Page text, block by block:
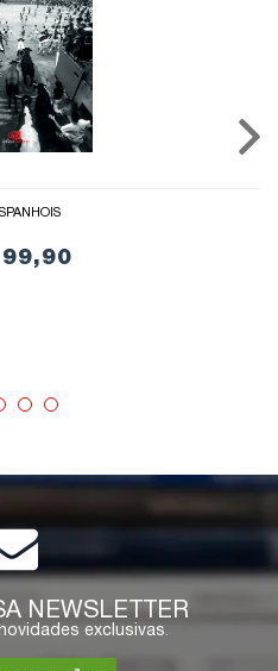
99,90
NEWSLETTER
exclusivas.